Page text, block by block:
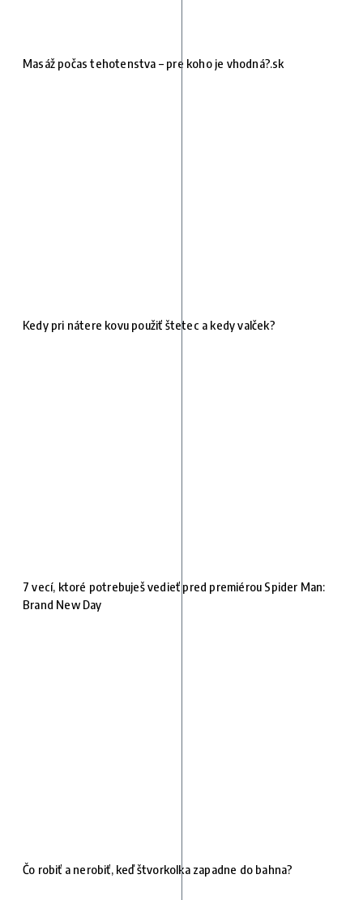
Masáž počas tehotenstva – pre koho je vhodná?.sk
Kedy pri nátere kovu použiť štetec a kedy valček?
7 vecí, ktoré potrebuješ vedieť pred premiérou Spider Man:
Brand New Day
Čo robiť a nerobiť, keď štvorkolka zapadne do bahna?